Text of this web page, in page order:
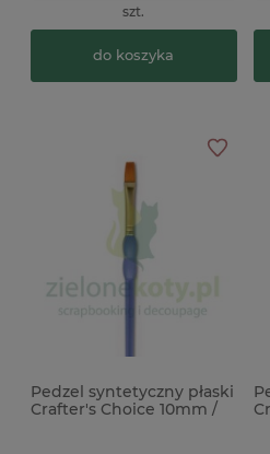
szt.
do koszyka
Pedzel syntetyczny płaski
Crafter's Choice 10mm /